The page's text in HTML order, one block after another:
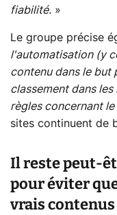
fiabilité. »
Le groupe précise
l'automatisation (y
contenu dans le but
classement dans
règles concernant le
sites continuent de
Il reste peut-
pour éviter
vrais contenus